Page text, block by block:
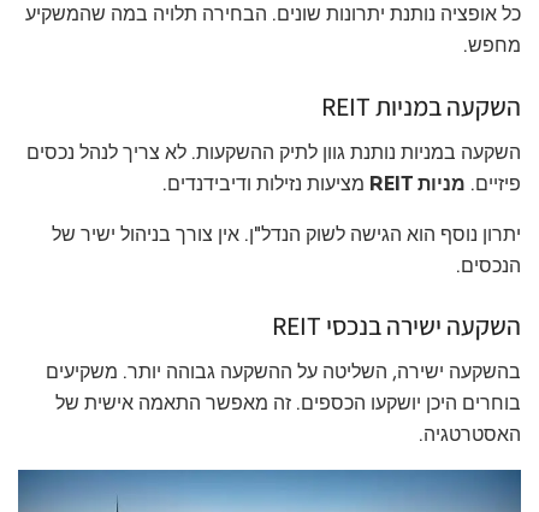
כל אופציה נותנת יתרונות שונים. הבחירה תלויה במה שהמשקיע
מחפש.
השקעה במניות REIT
השקעה במניות נותנת גוון לתיק ההשקעות. לא צריך לנהל נכסים
פיזיים. מניות REIT
מציעות נזילות ודיבידנדים.
יתרון נוסף הוא הגישה לשוק הנדל"ן. אין צורך בניהול ישיר של
הנכסים.
השקעה ישירה בנכסי REIT
בהשקעה ישירה, השליטה על ההשקעה גבוהה יותר. משקיעים
בוחרים היכן יושקעו הכספים. זה מאפשר התאמה אישית של
האסטרטגיה.